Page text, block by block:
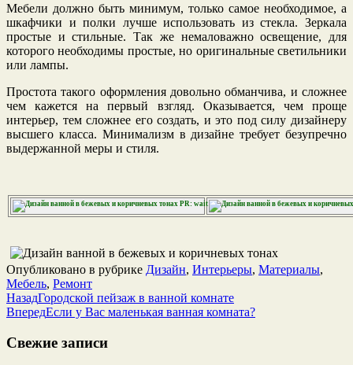
Мебели должно быть минимум, только самое необходимое, а
шкафчики и полки лучше использовать из стекла. Зеркала
простые и стильные. Так же немаловажно освещение, для
которого необходимы простые, но оригинальные светильники
или лампы.
Простота такого оформления довольно обманчива, и сложнее
чем кажется на первый взгляд. Оказывается, чем проще
интерьер, тем сложнее его создать, и это под силу дизайнеру
высшего класса. Минимализм в дизайне требует безупречно
выдержанной меры и стиля.
PR: wait…
Опубликовано в рубрике Дизайн, Интерьеры, Материалы,
Мебель, Ремонт
НазадГородской пейзаж в ванной комнате
ВпередЕсли у Вас маленькая ванная комната?
Свежие записи